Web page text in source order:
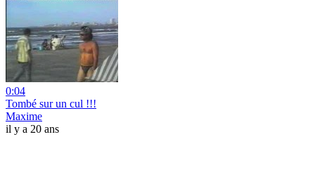
0:04
Tombé sur un cul !!!
Maxime
il y a 20 ans